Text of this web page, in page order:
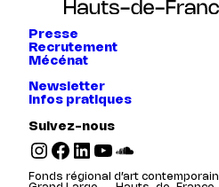
Presse
Recrutement
Mécénat
Newsletter
Infos pratiques
Suivez-nous
Instagram Facebook LinkedIn YouTube SoundCloud
Fonds régional d’art contemporain